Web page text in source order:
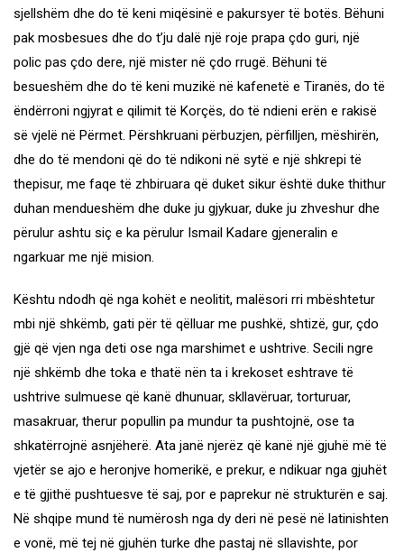
sjellshëm dhe do të keni miqësinë e pakursyer të botës. Bëhuni
pak mosbesues dhe do t’ju dalë një roje prapa çdo guri, një
polic pas çdo dere, një mister në çdo rrugë. Bëhuni të
besueshëm dhe do të keni muzikë në kafenetë e Tiranës, do të
ëndërroni ngjyrat e qilimit të Korçës, do të ndieni erën e rakisë
së vjelë në Përmet. Përshkruani përbuzjen, përfilljen, mëshirën,
dhe do të mendoni që do të ndikoni në sytë e një shkrepi të
thepisur, me faqe të zhbiruara që duket sikur është duke thithur
duhan mendueshëm dhe duke ju gjykuar, duke ju zhveshur dhe
përulur ashtu siç e ka përulur Ismail Kadare gjeneralin e
ngarkuar me një mision.
Kështu ndodh që nga kohët e neolitit, malësori rri mbështetur
mbi një shkëmb, gati për të qëlluar me pushkë, shtizë, gur, çdo
gjë që vjen nga deti ose nga marshimet e ushtrive. Secili ngre
një shkëmb dhe toka e thatë nën ta i krekoset eshtrave të
ushtrive sulmuese që kanë dhunuar, skllavëruar, torturuar,
masakruar, therur popullin pa mundur ta pushtojnë, ose ta
shkatërrojnë asnjëherë. Ata janë njerëz që kanë një gjuhë më të
vjetër se ajo e heronjve homerikë, e prekur, e ndikuar nga gjuhët
e të gjithë pushtuesve të saj, por e paprekur në strukturën e saj.
Në shqipe mund të numërosh nga dy deri në pesë në latinishten
e vonë, më tej në gjuhën turke dhe pastaj në sllavishte, por